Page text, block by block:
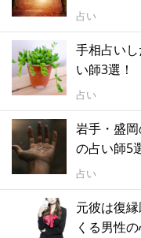
占い
手相占い
い師3選！
占い
岩手・盛
の占い師5
占い
元彼は復
くる男性